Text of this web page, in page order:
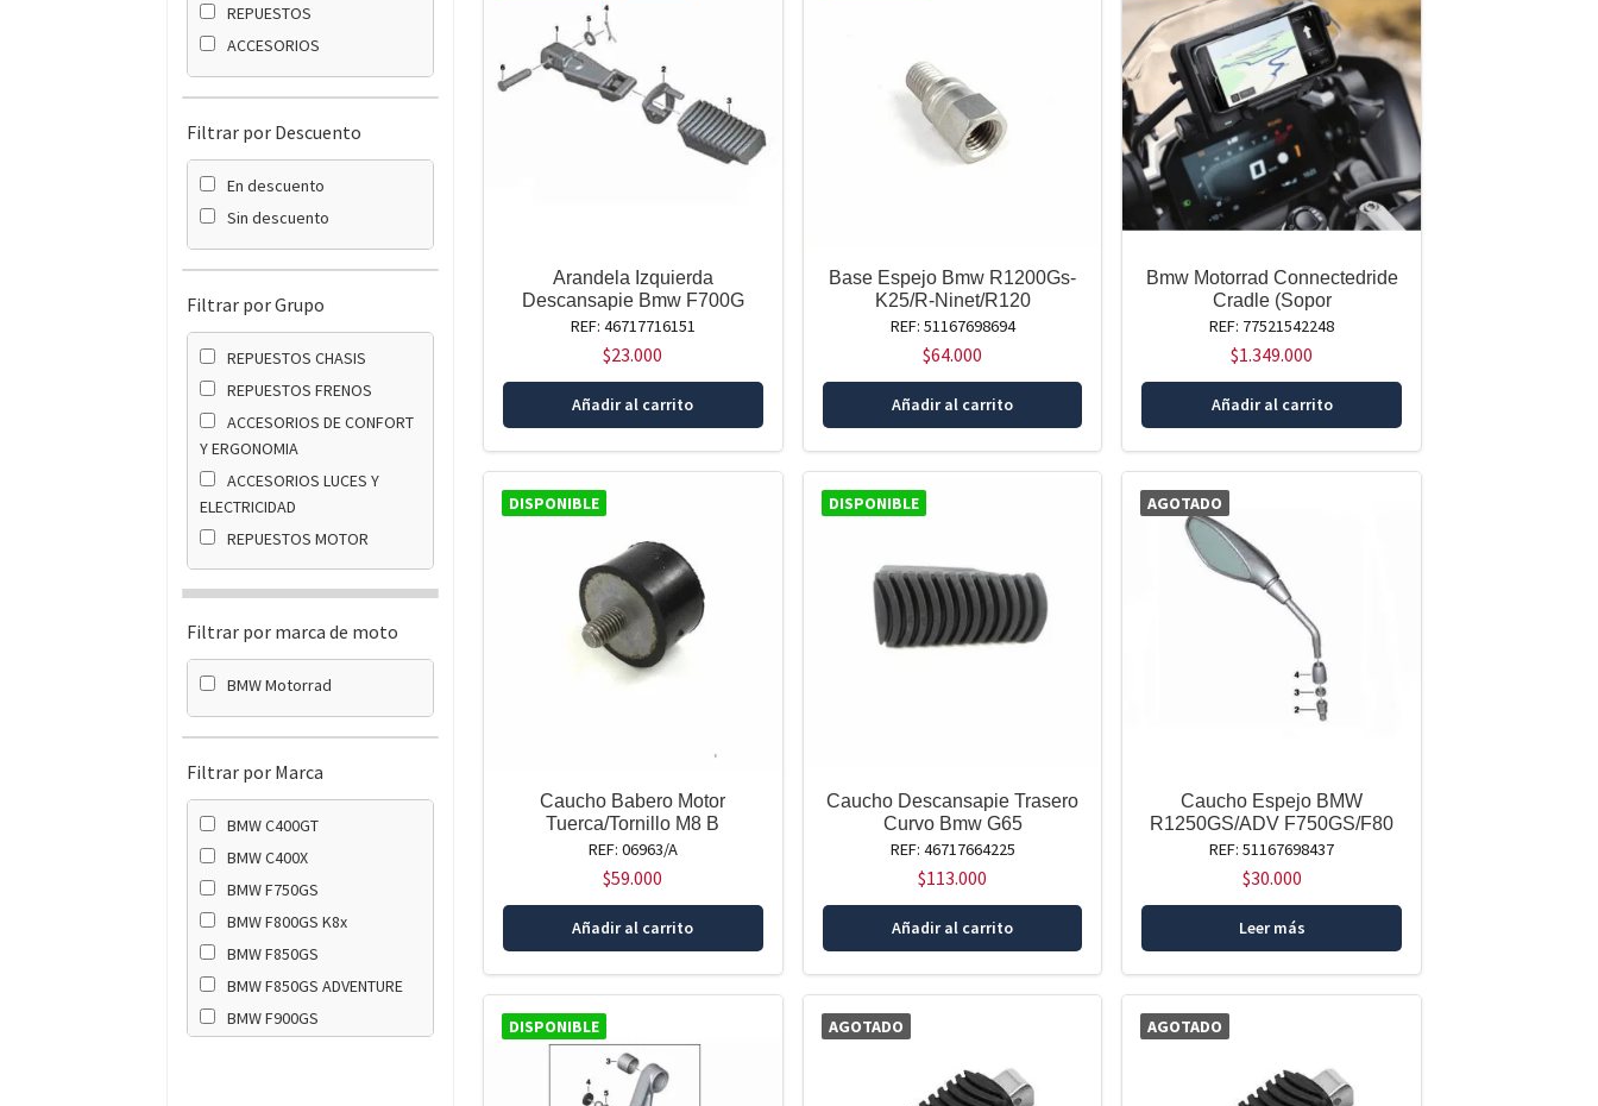
REPUESTOS
ACCESORIOS
Filtrar por Descuento
En descuento
Sin descuento
Filtrar por Grupo
REPUESTOS CHASIS
REPUESTOS FRENOS
ACCESORIOS DE CONFORT
Y ERGONOMIA
ACCESORIOS LUCES Y
ELECTRICIDAD
REPUESTOS MOTOR
Filtrar por marca de moto
BMW Motorrad
Filtrar por Marca
BMW C400GT
BMW C400X
BMW F750GS
BMW F800GS K8x
BMW F850GS
BMW F850GS ADVENTURE
BMW F900GS
Arandela Izquierda
Descansapie Bmw F700G
REF: 46717716151
$23.000
Añadir al carrito
Base Espejo Bmw R1200Gs-
K25/R-Ninet/R120
REF: 51167698694
$64.000
Añadir al carrito
Bmw Motorrad Connectedride
Cradle (Sopor
REF: 77521542248
$1.349.000
Añadir al carrito
DISPONIBLE
Caucho Babero Motor
Tuerca/Tornillo M8 B
REF: 06963/A
$59.000
Añadir al carrito
DISPONIBLE
Caucho Descansapie Trasero
Curvo Bmw G65
REF: 46717664225
$113.000
Añadir al carrito
AGOTADO
Caucho Espejo BMW
R1250GS/ADV F750GS/F80
REF: 51167698437
$30.000
Leer más
DISPONIBLE AGOTADO AGOTADO